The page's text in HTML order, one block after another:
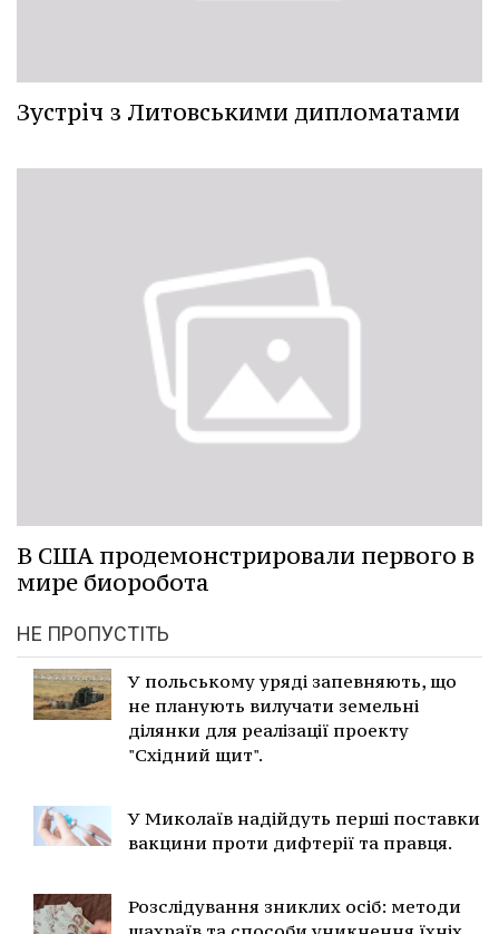
Зустріч з Литовськими дипломатами
В США продемонстрировали первого в
мире биоробота
НЕ ПРОПУСТІТЬ
У польському уряді запевняють, що
не планують вилучати земельні
ділянки для реалізації проекту
"Східний щит".
У Миколаїв надійдуть перші поставки
вакцини проти дифтерії та правця.
Розслідування зниклих осіб: методи